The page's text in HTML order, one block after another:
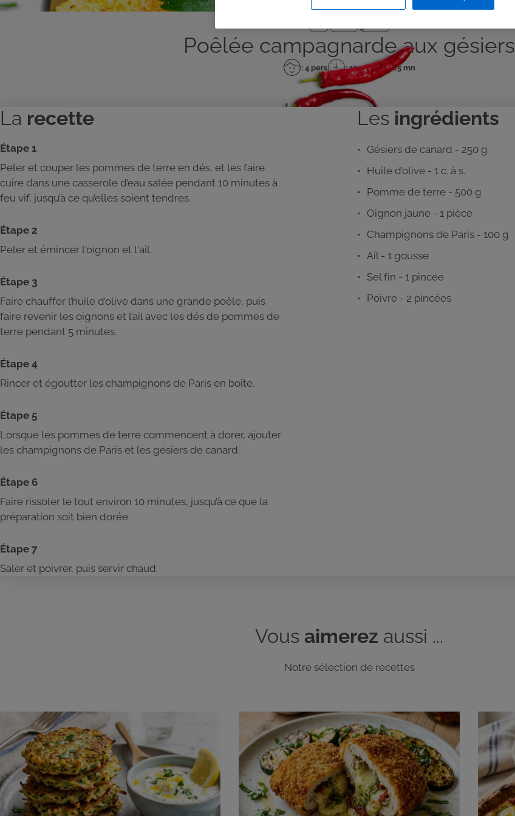
Poêlée campagnarde aux gésiers
Nombre
personnes
: 4 pers
Temps
de
préparation
: 15 mn
Temps
de
cuisson
: 25 mn
La recette
Étape 1
Peler et couper les pommes de terre en dés, et les faire
cuire dans une casserole d’eau salée pendant 10 minutes à
feu vif, jusqu’à ce qu’elles soient tendres.
Étape 2
Peler et émincer l'oignon et l'ail.
Étape 3
Faire chauffer l’huile d’olive dans une grande poêle, puis
faire revenir les oignons et l’ail avec les dés de pommes de
terre pendant 5 minutes.
Étape 4
Rincer et égoutter les champignons de Paris en boîte.
Étape 5
Lorsque les pommes de terre commencent à dorer, ajouter
les champignons de Paris et les gésiers de canard.
Étape 6
Faire rissoler le tout environ 10 minutes, jusqu’à ce que la
préparation soit bien dorée.
Étape 7
Saler et poivrer, puis servir chaud.
Les ingrédients
Gésiers de canard - 250 g
Huile d’olive - 1 c. à s.
Pomme de terre - 500 g
Oignon jaune - 1 pièce
Champignons de Paris - 100 g
Ail - 1 gousse
Sel fin - 1 pincée
Poivre - 2 pincées
Vous aimerez aussi ...
Notre sélection de recettes